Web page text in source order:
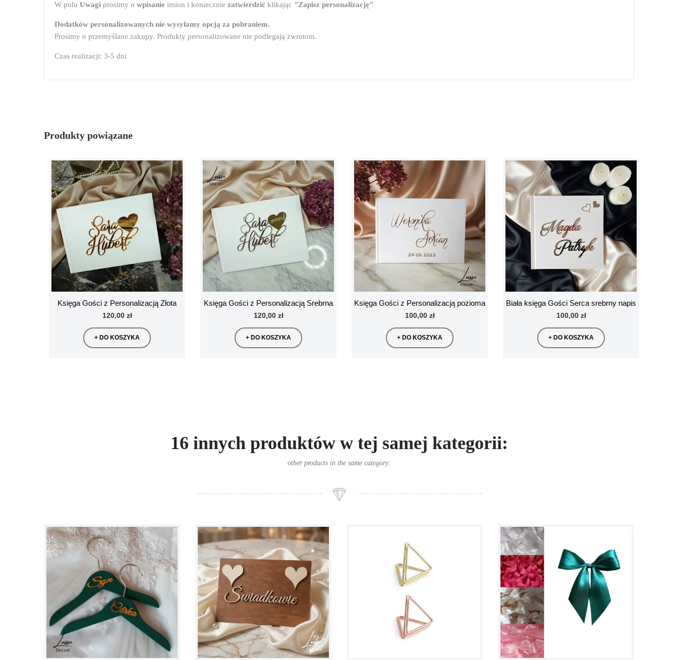
W polu Uwagi prosimy o wpisanie imion i koniecznie zatwierdzić klikając "Zapisz personalizację"
Dodatków personalizowanych nie wysyłamy opcją za pobraniem.
Prosimy o przemyślane zakupy. Produkty personalizowane nie podlegają zwrotom.
Czas realizacji: 3-5 dni
Produkty powiązane
Księga Gości z Personalizacją Złota
120,00 zł
+ DO KOSZYKA
Księga Gości z Personalizacją Srebrna
120,00 zł
+ DO KOSZYKA
Księga Gości z Personalizacją pozioma
100,00 zł
+ DO KOSZYKA
Biała księga Gości Serca srebrny napis
100,00 zł
+ DO KOSZYKA
16 innych produktów w tej samej kategorii:
other products in the same category: